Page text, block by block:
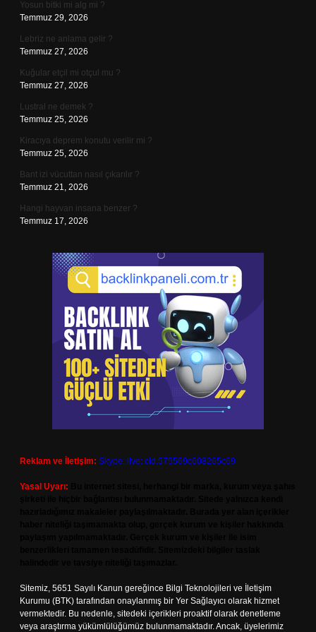
Yosun bitki mi alg mi ?
Temmuz 29, 2026
Lebriz ne anlama gelir ?
Temmuz 27, 2026
Kuğular etçil mi otçul mu ?
Temmuz 27, 2026
Lustral ne demek ?
Temmuz 25, 2026
Kiracıya deprem konutu verilir mi ?
Temmuz 25, 2026
Bant izi vücuttan nasıl çıkarılır ?
Temmuz 21, 2026
Hangi hayvan insana benzer ?
Temmuz 17, 2026
Reklam ve İletişim: Skype: live:.cid.575569c608265c69
Yasal Uyarı:
Sitemiz, 5651 Sayılı Kanun gereğince Bilgi Teknolojileri ve İletişim
Kurumu (BTK) tarafından onaylanmış bir Yer Sağlayıcı olarak hizmet
vermektedir. Bu nedenle, sitedeki içerikleri proaktif olarak denetleme
veya araştırma yükümlülüğümüz bulunmamaktadır. Ancak, üyelerimiz